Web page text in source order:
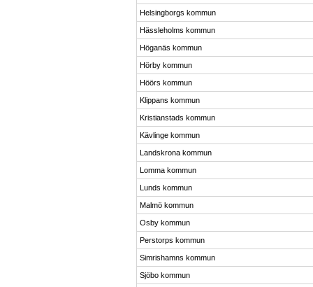
Helsingborgs kommun
Hässleholms kommun
Höganäs kommun
Hörby kommun
Höörs kommun
Klippans kommun
Kristianstads kommun
Kävlinge kommun
Landskrona kommun
Lomma kommun
Lunds kommun
Malmö kommun
Osby kommun
Perstorps kommun
Simrishamns kommun
Sjöbo kommun